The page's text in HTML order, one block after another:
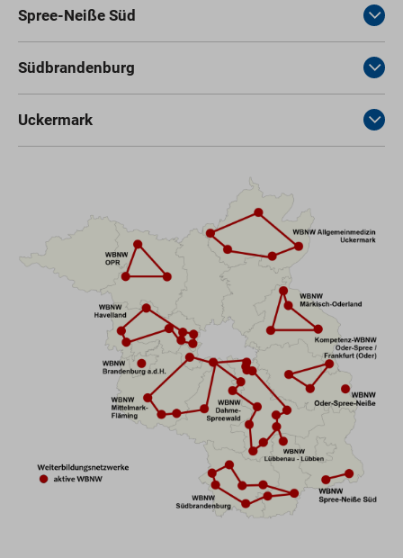
Spree-Neiße Süd
Südbrandenburg
Uckermark